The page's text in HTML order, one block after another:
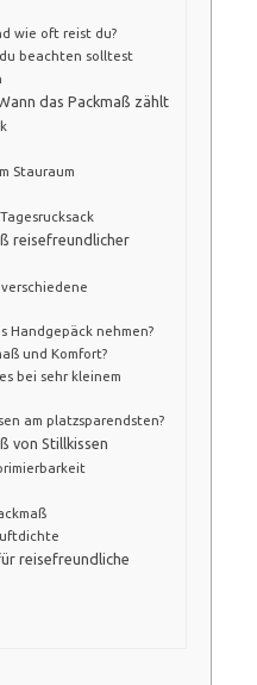
wie oft reist du?
beachten solltest
das Packmaß zählt
Stauraum
reisefreundlicher
Handgepäck nehmen?
und Komfort?
bei sehr kleinem
am platzsparendsten?
von Stillkissen
reisefreundliche